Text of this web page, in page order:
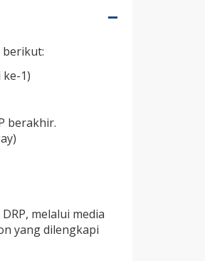
berikut:
1)
berakhir.
melalui media
yang dilengkapi